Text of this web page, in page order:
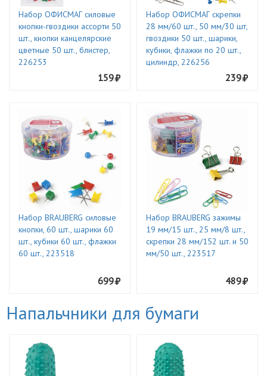
Набор ОФИСМАГ силовые
кнопки-гвоздики ассорти 50
шт., кнопки канцелярские
цветные 50 шт., блистер,
226253
159
Набор ОФИСМАГ скрепки
28 мм/60 шт., 50 мм/30 шт,
гвоздики 50 шт., шарики,
кубики, флажки по 20 шт.,
цилиндр, 226256
239
Набор BRAUBERG силовые
кнопки, 60 шт., шарики 60
шт., кубики 60 шт., флажки
60 шт., 223518
699
Набор BRAUBERG зажимы
19 мм/15 шт., 25 мм/8 шт.,
скрепки 28 мм/152 шт. и 50
мм/50 шт., 223517
489
Напальчники для бумаги